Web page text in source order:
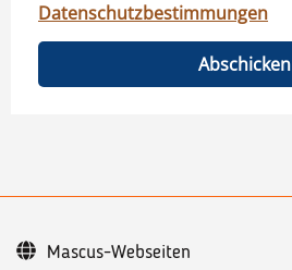
Datenschutzbestimmungen
Abschicken
Mascus-Webseiten